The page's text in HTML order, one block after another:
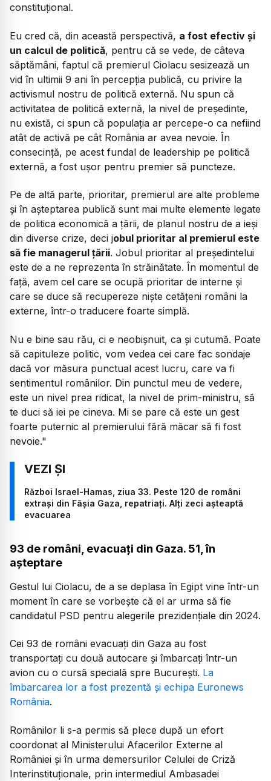
constituțional.
Eu cred că, din această perspectivă, a fost efectiv și
un calcul de politică, pentru că se vede, de câteva
săptămâni, faptul că premierul Ciolacu sesizează un
vid în ultimii 9 ani în percepția publică, cu privire la
activismul nostru de politică externă. Nu spun că
activitatea de politică externă, la nivel de președinte,
nu există, ci spun că populația ar percepe-o ca nefiind
atât de activă pe cât România ar avea nevoie. În
consecință, pe acest fundal de leadership pe politică
externă, a fost ușor pentru premier să puncteze.
Pe de altă parte, prioritar, premierul are alte probleme
și în așteptarea publică sunt mai multe elemente legate
de politica economică a țării, de planul nostru de a ieși
din diverse crize, deci jobul prioritar al premierul este
să fie managerul țării. Jobul prioritar al președintelui
este de a ne reprezenta în străinătate. În momentul de
față, avem cel care se ocupă prioritar de interne și
care se duce să recupereze niște cetățeni români la
externe, într-o traducere foarte simplă.
Nu e bine sau rău, ci e neobișnuit, ca și cutumă. Poate
să capituleze politic, vom vedea cei care fac sondaje
dacă vor măsura punctual acest lucru, care va fi
sentimentul românilor. Din punctul meu de vedere,
este un nivel prea ridicat, la nivel de prim-ministru, să
te duci să iei pe cineva. Mi se pare că este un gest
foarte puternic al premierului fără măcar să fi fost
nevoie."
Război Israel-Hamas, ziua 33. Peste 120 de români
extrași din Fâșia Gaza, repatriați. Alți zeci așteaptă
evacuarea
93 de români, evacuați din Gaza. 51, în
așteptare
Gestul lui Ciolacu, de a se deplasa în Egipt vine într-un
moment în care se vorbește că el ar urma să fie
candidatul PSD pentru alegerile prezidențiale din 2024.
Cei 93 de români evacuați din Gaza au fost
transportați cu două autocare și îmbarcați într-un
avion cu o cursă specială spre București. La
îmbarcarea lor a fost prezentă și echipa Euronews
România.
Românilor li s-a permis să plece după un efort
coordonat al Ministerului Afacerilor Externe al
României și în urma demersurilor Celulei de Criză
Interinstituționale, prin intermediul Ambasadei